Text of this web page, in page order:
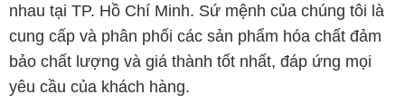
nhau tại TP. Hồ Chí Minh. Sứ mệnh của chúng tôi là
cung cấp và phân phối các sản phẩm hóa chất đảm
bảo chất lượng và giá thành tốt nhất, đáp ứng mọi
yêu cầu của khách hàng.